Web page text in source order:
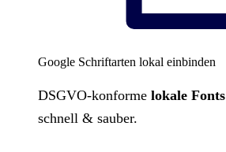
Google Schriftarten lokal einbinden
DSGVO-konforme lokale Fonts
schnell & sauber.